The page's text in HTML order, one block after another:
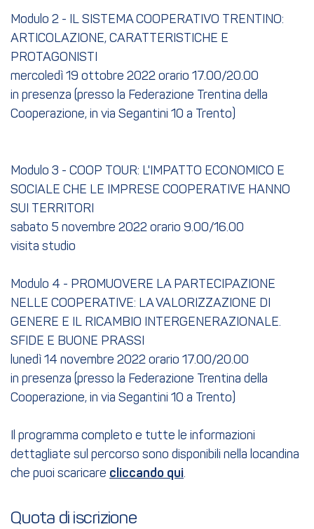
Modulo 2 - IL SISTEMA COOPERATIVO TRENTINO:
ARTICOLAZIONE, CARATTERISTICHE E
PROTAGONISTI
mercoledì 19 ottobre 2022 orario 17.00/20.00
in presenza (presso la Federazione Trentina della
Cooperazione, in via Segantini 10 a Trento)
Modulo 3 - COOP TOUR: L'IMPATTO ECONOMICO E
SOCIALE CHE LE IMPRESE COOPERATIVE HANNO
SUI TERRITORI
sabato 5 novembre 2022 orario 9.00/16.00
visita studio
Modulo 4 - PROMUOVERE LA PARTECIPAZIONE
NELLE COOPERATIVE: LA VALORIZZAZIONE DI
GENERE E IL RICAMBIO INTERGENERAZIONALE.
SFIDE E BUONE PRASSI
lunedì 14 novembre 2022 orario 17.00/20.00
in presenza (presso la Federazione Trentina della
Cooperazione, in via Segantini 10 a Trento)
Il programma completo e tutte le informazioni
dettagliate sul percorso sono disponibili nella locandina
che puoi scaricare cliccando qui.
Quota di iscrizione